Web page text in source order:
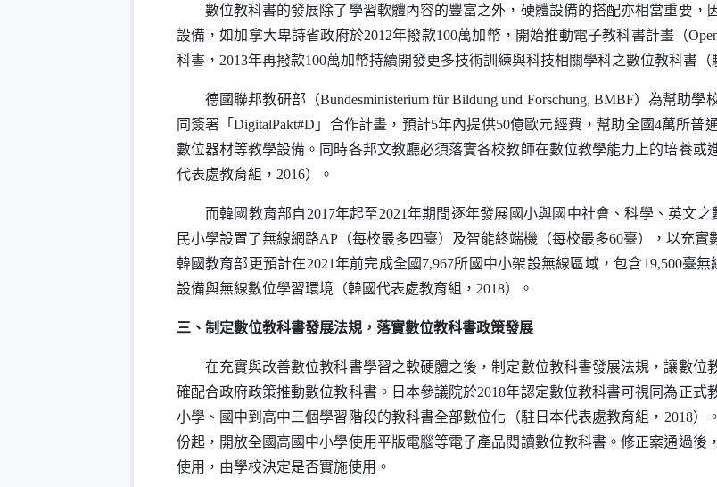
數位教科書的發展除了學習軟體內容的豐富之外，硬體設備的搭配亦相當重要，
設備，如加拿大卑詩省政府於2012年撥款100萬加幣，開始推動電子教科書計畫（
科書，2013年再撥款100萬加幣持續開發更多技術訓練與科技相關學科之數位教科書（
德國聯邦教研部（Bundesministerium für Bildung und Forschung, BMBF）為幫助學
同簽署「DigitalPakt#D 」合作計畫，預計5年內提供50億歐元經費，幫助全國4萬所
數位器材等教學設備。同時各邦文教廳必須落實各校教師在數位教學能力上的培養或
代表處教育組，2016）。
而韓國教育部自2017年起至2021年期間逐年發展國小與國中社會、科學、英文之
民小學設置了無線網路AP（每校最多四臺）及智能終端機（每校最多60臺），以充實
韓國教育部更預計在2021年前完成全國7,967所國中小架設無線區域，包含19,500臺無
設備與無線數位學習環境（韓國代表處教育組，2018）。
三、制定數位教科書發展法規，落實數位教科書政策發展
在充實與改善數位教科書學習之軟硬體之後，制定數位教科書發展法規，讓數位
確配合政府政策推動數位教科書。日本參議院於2018年認定數位教科書可視同為正式
小學、國中到高中三個學習階段的教科書全部數位化（駐日本代表處教育組，2018）
份起，開放全國高國中小學使用平版電腦等電子產品閱讀數位教科書。修正案通過後
使用，由學校決定是否實施使用。